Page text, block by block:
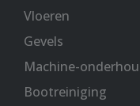
Vloeren
Gevels
Machine-
Bootreiniging